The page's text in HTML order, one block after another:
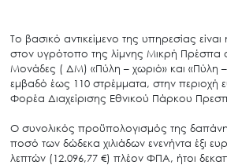
Το βασικό αντικείμενο της υπηρεσίας
στον υγρότοπο της λίμνης Μικρή Πρέσπα
Μονάδες ( ΔΜ) «Πύλη – χωριό» και «Πύλη
εμβαδό έως 110 στρέμματα, στην περιοχή
Φορέα Διαχείρισης Εθνικού Πάρκου
Ο συνολικός προϋπολογισμός της
ποσό των δώδεκα χιλιάδων ενενήντα έξι
λεπτών (12.096,77 €) πλέον ΦΠΑ, ήτοι